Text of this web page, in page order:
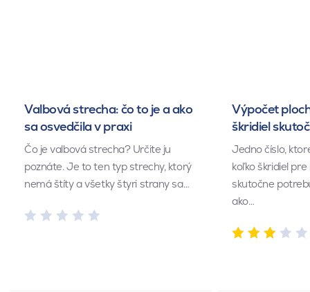
Valbová strecha: čo to je a ako
sa osvedčila v praxi
Čo je valbová strecha? Určite ju
poznáte. Je to ten typ strechy, ktorý
nemá štíty a všetky štyri strany sa…
Výpočet
škridiel
Jedno číslo,
koľko škridiel
skutočne
ako…